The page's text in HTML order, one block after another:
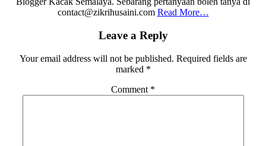
contact@zikrihusaini.com Read More…
Leave a Reply
Your email address will not be published. Required fields are
marked *
Comment *